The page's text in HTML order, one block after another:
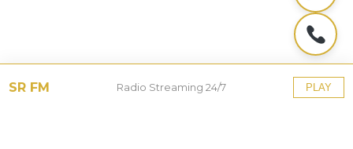
SR FM Radio Streaming 24/7 PLAY